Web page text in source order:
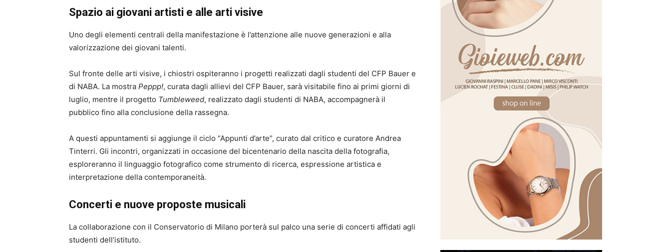
Spazio ai giovani artisti e alle arti visive
Uno degli elementi centrali della manifestazione è l’attenzione alle nuove generazioni e alla
valorizzazione dei giovani talenti.
Sul fronte delle arti visive, i chiostri ospiteranno i progetti realizzati dagli studenti del CFP Bauer e
di NABA. La mostra Peppp!, curata dagli allievi del CFP Bauer, sarà visitabile fino ai primi giorni di
luglio, mentre il progetto Tumbleweed, realizzato dagli studenti di NABA, accompagnerà il
pubblico fino alla conclusione della rassegna.
A questi appuntamenti si aggiunge il ciclo “Appunti d’arte”, curato dal critico e curatore Andrea
Tinterri. Gli incontri, organizzati in occasione del bicentenario della nascita della fotografia,
esploreranno il linguaggio fotografico come strumento di ricerca, espressione artistica e
interpretazione della contemporaneità.
Concerti e nuove proposte musicali
La collaborazione con il Conservatorio di Milano porterà sul palco una serie di concerti affidati agli
studenti dell’istituto.